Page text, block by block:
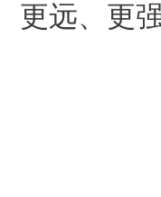
更远、更